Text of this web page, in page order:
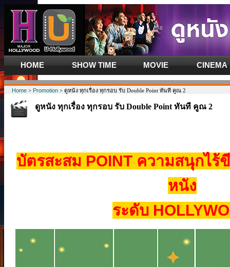
HOME SHOW TIME MOVIE CINEMA
Home > Promotion > ดูหนัง ทุกเรื่อง ทุกรอบ รับ Double Point ทันที คูณ 2
ดูหนัง ทุกเรื่อง ทุกรอบ รับ Double Point ทันที คูณ 2
บัตรสะสม POINT ความสนุกไ
หนัง
ระดับ